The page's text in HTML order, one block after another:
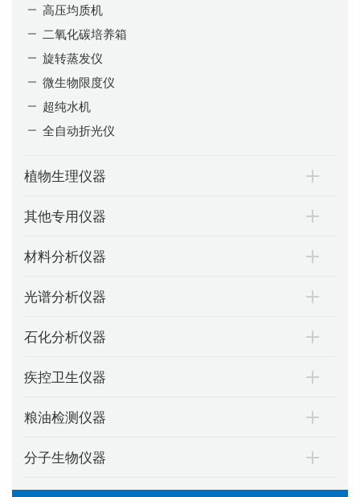
高压均质机
二氧化碳培养箱
旋转蒸发仪
微生物限度仪
超纯水机
全自动折光仪
植物生理仪器
其他专用仪器
材料分析仪器
光谱分析仪器
石化分析仪器
疾控卫生仪器
粮油检测仪器
分子生物仪器